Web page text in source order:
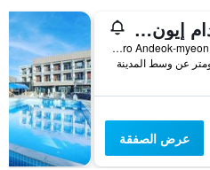
هاي دام إيون سبافيل
157-17, Sagyebuk-ro Andeok-myeon, سيوغويبو, كوريا الجنوبية
عرض الصفقة